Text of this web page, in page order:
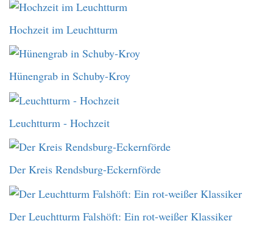
Hochzeit im Leuchtturm
Hünengrab in Schuby-Kroy
Leuchtturm - Hochzeit
Der Kreis Rendsburg-Eckernförde
Der Leuchtturm Falshöft: Ein rot-weißer Klassiker